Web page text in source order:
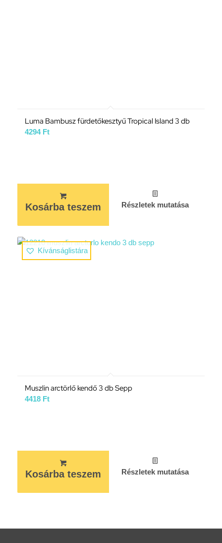
Luma Bambusz fürdetőkesztyű Tropical Island 3 db
4294 Ft
Kosárba teszem Részletek mutatása
Kívánságlistára
Muszlin arctörlő kendő 3 db Sepp
4418 Ft
Kosárba teszem Részletek mutatása